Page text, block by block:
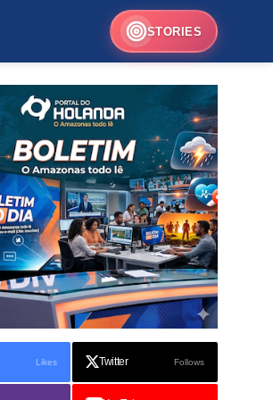
STORIES
Likes Twitter Follows